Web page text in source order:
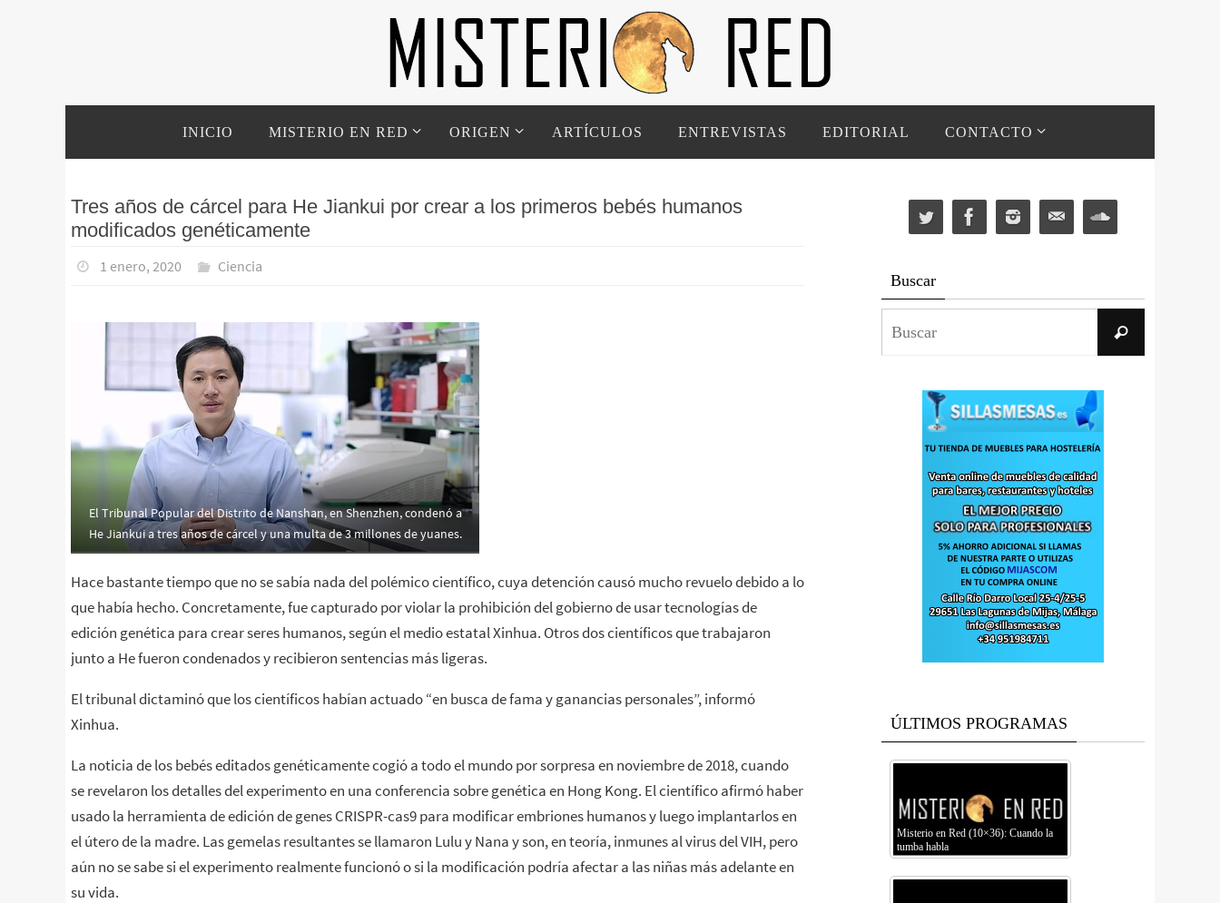
contenido
INICIO MISTERIO EN RED ORIGEN ARTÍCULOS ENTREVISTAS EDITORIAL CONTACTO
Tres años de cárcel para He Jiankui por crear a los primeros bebés humanos
modificados genéticamente
1 enero, 2020 Ciencia
El Tribunal Popular del Distrito de Nanshan, en Shenzhen, condenó a
He Jiankui a tres años de cárcel y una multa de 3 millones de yuanes.
Hace bastante tiempo que no se sabía nada del polémico científico, cuya detención causó mucho revuelo debido a lo
que había hecho. Concretamente, fue capturado por violar la prohibición del gobierno de usar tecnologías de
edición genética para crear seres humanos, según el medio estatal Xinhua. Otros dos científicos que trabajaron
junto a He fueron condenados y recibieron sentencias más ligeras.
El tribunal dictaminó que los científicos habían actuado “en busca de fama y ganancias personales”, informó
Xinhua.
La noticia de los bebés editados genéticamente cogió a todo el mundo por sorpresa en noviembre de 2018, cuando
se revelaron los detalles del experimento en una conferencia sobre genética en Hong Kong. El científico afirmó haber
usado la herramienta de edición de genes CRISPR-cas9 para modificar embriones humanos y luego implantarlos en
el útero de la madre. Las gemelas resultantes se llamaron Lulu y Nana y son, en teoría, inmunes al virus del VIH, pero
aún no se sabe si el experimento realmente funcionó o si la modificación podría afectar a las niñas más adelante en
su vida.
Buscar
Buscar
ÚLTIMOS PROGRAMAS
Misterio en Red (10×36): Cuando la
tumba habla